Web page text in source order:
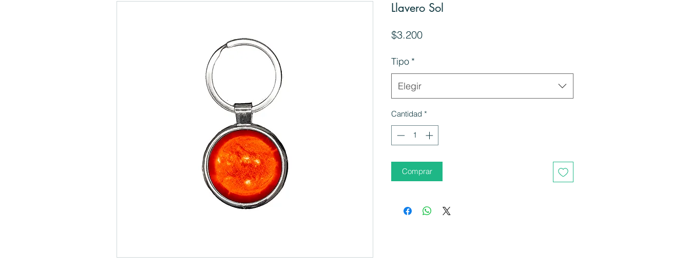
Llavero Sol
$3.200Precio
Tipo *
Elegir
Cantidad *
Comprar